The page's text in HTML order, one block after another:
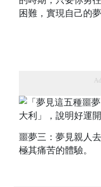
困難，實現自己的夢
噩夢三：夢見親人
極其痛苦的體驗。